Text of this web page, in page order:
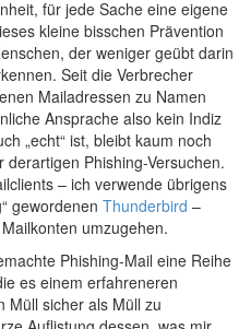
für jede Sache eine eigene
kleine bisschen Prävention
der weniger geübt darin
Seit die Verbrecher
Mailadressen zu Namen
Ansprache also kein Indiz
„echt“ ist, bleibt kaum noch
derartigen Phishing-Versuchen.
– ich verwende übrigens
gewordenen Thunderbird –
umzugehen.
Phishing-Mail eine Reihe
es einem erfahreneren
Müll sicher als Müll zu